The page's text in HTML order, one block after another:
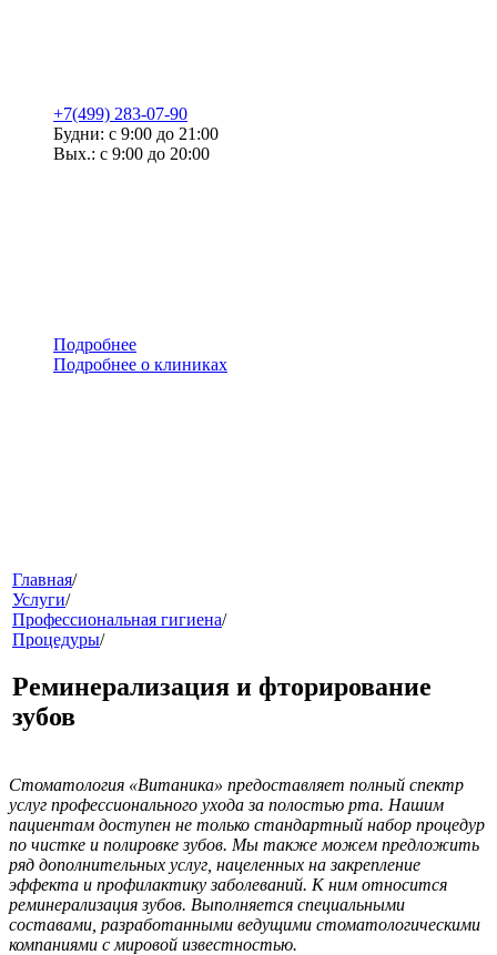
+7(499) 283-07-90
Будни: с 9:00 до 21:00
Вых.: с 9:00 до 20:00
Подробнее
Подробнее о клиниках
меню
звонок
Главная/
Услуги/
Профессиональная гигиена/
Процедуры/
Реминерализация и фторирование
зубов
Стоматология «Витаника» предоставляет полный спектр
услуг профессионального ухода за полостью рта. Нашим
пациентам доступен не только стандартный набор процедур
по чистке и полировке зубов. Мы также можем предложить
ряд дополнительных услуг, нацеленных на закрепление
эффекта и профилактику заболеваний. К ним относится
реминерализация зубов. Выполняется специальными
составами, разработанными ведущими стоматологическими
компаниями с мировой известностью.